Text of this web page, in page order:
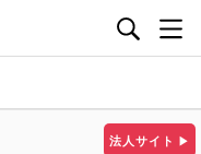
法人サイト ▶